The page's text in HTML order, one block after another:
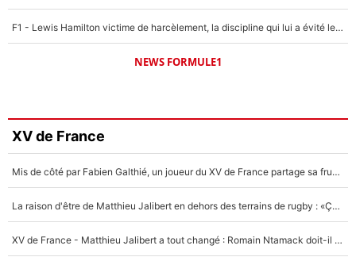
F1 - Lewis Hamilton victime de harcèlement, la discipline qui lui a évité le pire : «J'aurais probablement mal tourné»
NEWS FORMULE1
XV de France
Mis de côté par Fabien Galthié, un joueur du XV de France partage sa frustration : «ils ne me l’ont pas dit tout de suite»
La raison d'être de Matthieu Jalibert en dehors des terrains de rugby : «Ça m'atteint autant que si tu touches à un membre de ma famille»
XV de France - Matthieu Jalibert a tout changé : Romain Ntamack doit-il s’inquiéter pour sa place à un an de la Coupe du monde ?